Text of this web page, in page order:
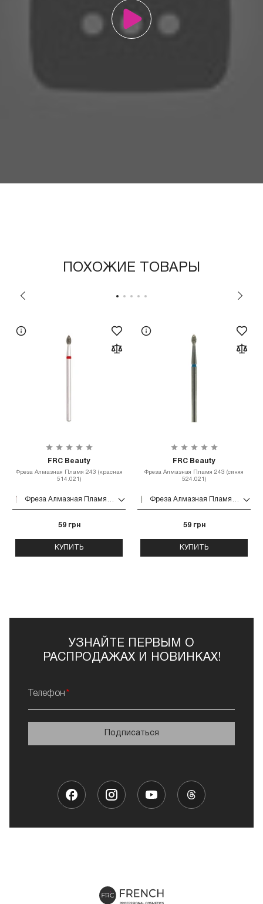
ПОХОЖИЕ ТОВАРЫ
FRC Beauty
Фреза Алмазная Пламя 243 (красная
514.021)
Фреза Алмазная Пламя 243 (красная 514.021)
59 грн
КУПИТЬ
FRC Beauty
Фреза Алмазная Пламя 243 (синяя
524.021)
Фреза Алмазная Пламя 243 (синяя 524.021)
59 грн
КУПИТЬ
УЗНАЙТЕ ПЕРВЫМ О
РАСПРОДАЖАХ И НОВИНКАХ!
Телефон
Подписаться